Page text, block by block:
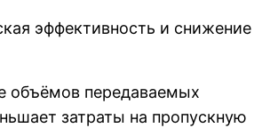
эффективность и снижение
объёмов передаваемых
затраты на пропускную